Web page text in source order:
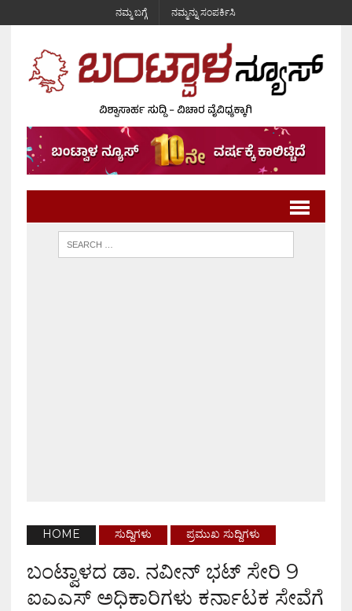
ನಮ್ಮ ಬಗ್ಗೆ ನಮ್ಮನ್ನು ಸಂಪರ್ಕಿಸಿ
HOME ಸುದ್ದಿಗಳು ಪ್ರಮುಖ ಸುದ್ದಿಗಳು
ಬಂಟ್ವಾಳದ ಡಾ. ನವೀನ್ ಭಟ್ ಸೇರಿ 9
ಐಎಎಸ್ ಅಧಿಕಾರಿಗಳು ಕರ್ನಾಟಕ ಸೇವೆಗೆ